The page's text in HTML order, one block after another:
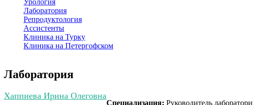
Лаборатория
Репродуктология
Ассистенты
Клиника на Турку
Клиника на Петергофском
Лаборатория
Хаппиева Ирина Олеговна
Специализация: Руководитель